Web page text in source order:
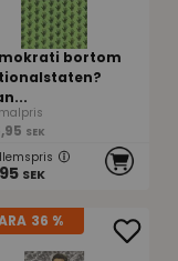
bortom
SEK
SEK
36 %